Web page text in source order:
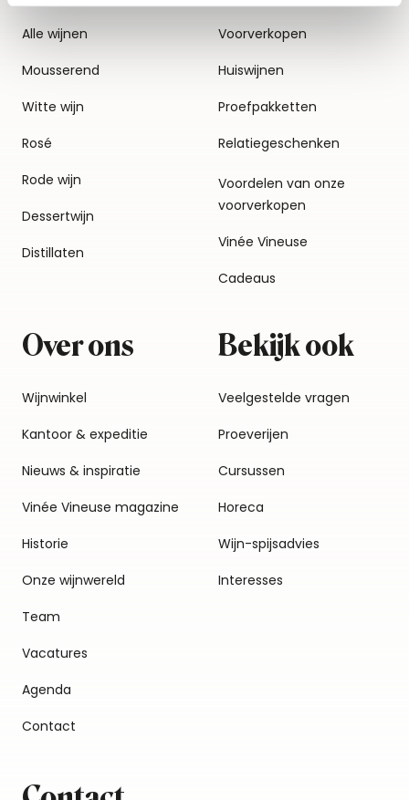
Alle wijnen
Mousserend
Witte wijn
Rosé
Rode wijn
Dessertwijn
Distillaten
Voorverkopen
Huiswijnen
Proefpakketten
Relatiegeschenken
Voordelen van onze
voorverkopen
Vinée Vineuse
Cadeaus
Over ons
Wijnwinkel
Kantoor & expeditie
Nieuws & inspiratie
Vinée Vineuse magazine
Historie
Onze wijnwereld
Team
Vacatures
Agenda
Contact
Bekijk ook
Veelgestelde vragen
Proeverijen
Cursussen
Horeca
Wijn-spijsadvies
Interesses